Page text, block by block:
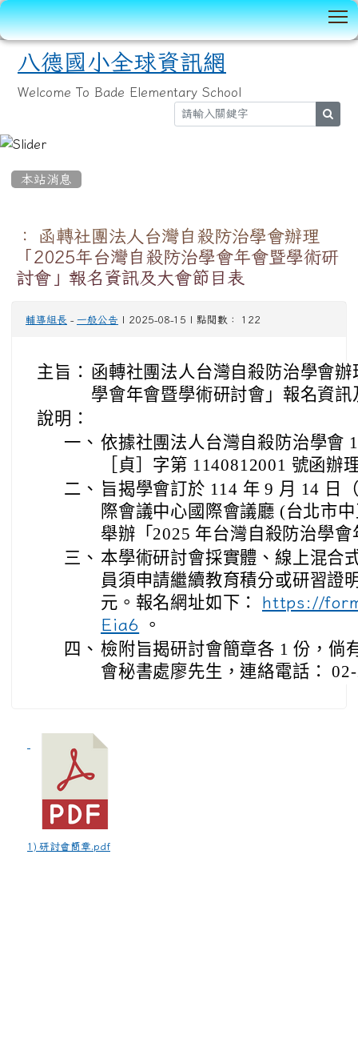
八德國小全球資訊網
Welcome To Bade Elementary School
本站消息
： 函轉社團法人台灣自殺防治學會辦理
「2025年台灣自殺防治學會年會暨學術研
討會」報名資訊及大會節目表
輔導組長 - 一般公告 | 2025-08-15 | 點閱數： 122
主旨： 函轉社團法人台灣自殺防治學會
學會年會暨學術研討會」報名資
說明：
一、 依據社團法人台灣自殺防治學會
［貞］字第 1140812001 號函辦
二、 旨揭學會訂於 114 年 9 月 14 日
際會議中心國際會議廳 (台北市
舉辦「2025 年台灣自殺防治學
三、 本學術研討會採實體、線上混合
員須申請繼續教育積分或研習證
元。報名網址如下：
https://
Eia6
。
四、 檢附旨揭研討會簡章各 1 份，倘
會秘書處廖先生，連絡電話：
1) 研討會簡章.pdf